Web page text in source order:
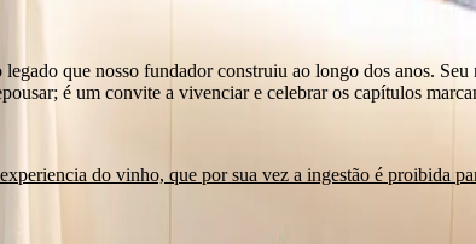
que nosso fundador construiu ao longo dos anos.
é um convite a vivenciar e celebrar os capítulos
do vinho, que por sua vez a ingestão é proibida